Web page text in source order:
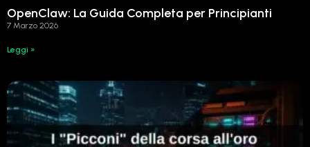
OpenClaw: La Guida Completa per Principianti
7 Marzo 2026
Leggi »